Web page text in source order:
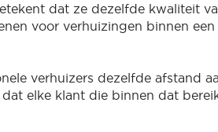
dat ze dezelfde kwaliteit
voor verhuizingen binnen
verhuizers dezelfde afstand
elke klant die binnen dat